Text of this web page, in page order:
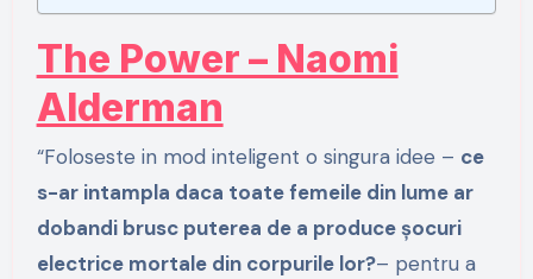
The Power – Naomi
Alderman
“Foloseste in mod inteligent o singura idee – ce
s-ar intampla daca toate femeile din lume ar
dobandi brusc puterea de a produce șocuri
electrice mortale din corpurile lor?– pentru a